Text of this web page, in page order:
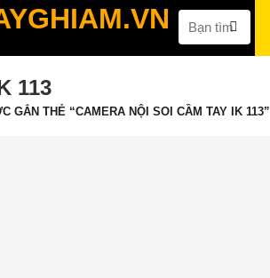
kiếm:
113
GẮN THẺ “CAMERA NỘI SOI CẦM TAY IK 113”